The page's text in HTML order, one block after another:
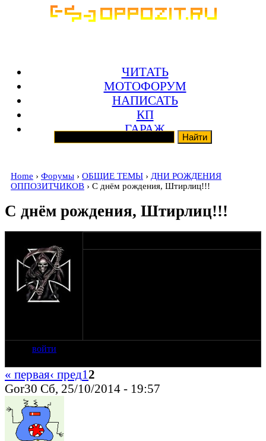
ЧИТАТЬ
МОТОФОРУМ
НАПИСАТЬ
КП
ГАРАЖ
Home › Форумы › ОБЩИЕ ТЕМЫ › ДНИ РОЖДЕНИЯ
ОППОЗИТЧИКОВ › С днём рождения, Штирлиц!!!
С днём рождения, Штирлиц!!!
войти
« первая‹ пред12
Gor30 Сб, 25/10/2014 - 19:57